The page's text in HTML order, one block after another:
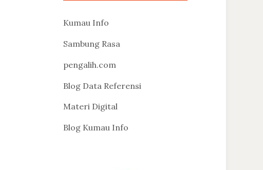
Kumau Info
Sambung Rasa
pengalih.com
Blog Data Referensi
Materi Digital
Blog Kumau Info